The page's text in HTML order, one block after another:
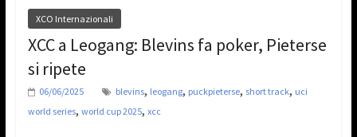
XCO Internazionali
XCC a Leogang: Blevins fa poker, Pieterse
si ripete
06/06/2025 blevins, leogang, puckpieterse, short track, uci
world series, world cup 2025, xcc